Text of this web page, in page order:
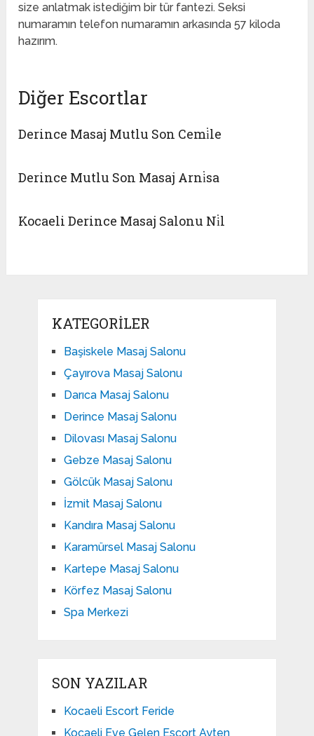
size anlatmak istediğim bir tür fantezi. Seksi
numaramın telefon numaramın arkasında 57 kiloda
hazırım.
Diğer Escortlar
Derince Masaj Mutlu Son Cemi̇le
Derince Mutlu Son Masaj Arni̇sa
Kocaeli Derince Masaj Salonu Ni̇l
KATEGORILER
Başiskele Masaj Salonu
Çayırova Masaj Salonu
Darıca Masaj Salonu
Derince Masaj Salonu
Dilovası Masaj Salonu
Gebze Masaj Salonu
Gölcük Masaj Salonu
İzmit Masaj Salonu
Kandıra Masaj Salonu
Karamürsel Masaj Salonu
Kartepe Masaj Salonu
Körfez Masaj Salonu
Spa Merkezi
SON YAZILAR
Kocaeli Escort Feride
Kocaeli Eve Gelen Escort Ayten